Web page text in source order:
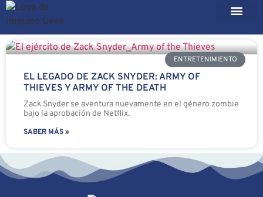
ENTRETENIMIENTO
EL LEGADO DE ZACK SNYDER: ARMY OF
THIEVES Y ARMY OF THE DEATH
Zack Snyder se aventura nuevamente en el género zombie
bajo la aprobación de Netflix.
SABER MÁS »